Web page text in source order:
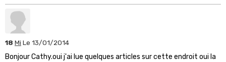
18 Mi Le 13/01/2014
Bonjour Cathy.oui j'ai lue quelques articles sur cette endroit oui la